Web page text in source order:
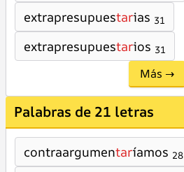
extrapresupuestarias 31
extrapresupuestarios 31
Más →
Palabras de 21 letras
contraargumentaríamos 28